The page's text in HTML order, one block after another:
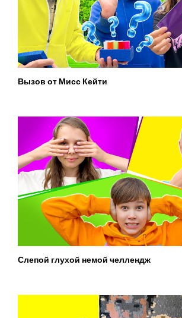
Вызов от Мисс Кейти
Слепой глухой немой челлендж